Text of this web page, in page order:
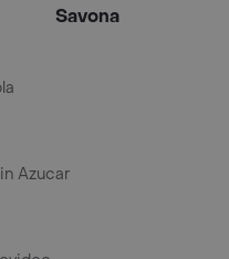
Savona
Azucar